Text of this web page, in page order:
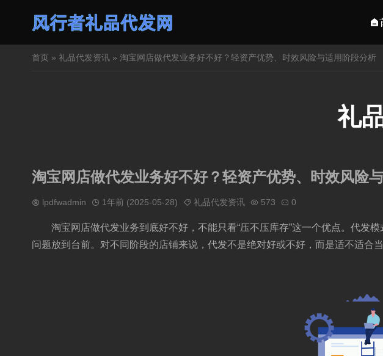
首页 » 礼品代发资讯 » 淘宝网店做代发业务好不好？轻资产优势、时效风险与适用阶段分析
礼
淘宝网店做代发业务好不好？轻资产优势、时效风险
lpdfwadmin 1年前 (2025-05-28) 礼品代发资讯 573 0
淘宝网店做代发业务到底好不好，不能只看“压不压库存”这一个优点。代发
问题放到台前。对不同阶段的店铺来说，代发不是绝对好或不好，而是适不适合